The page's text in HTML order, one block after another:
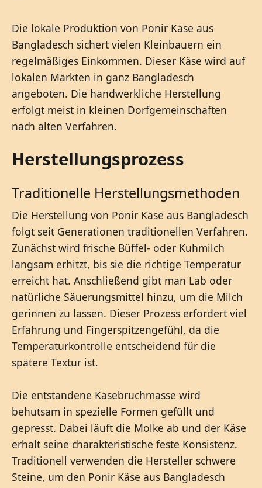
Die lokale Produktion von Ponir Käse aus
Bangladesch sichert vielen Kleinbauern ein
regelmäßiges Einkommen. Dieser Käse wird auf
lokalen Märkten in ganz Bangladesch
angeboten. Die handwerkliche Herstellung
erfolgt meist in kleinen Dorfgemeinschaften
nach alten Verfahren.
Herstellungsprozess
Traditionelle Herstellungsmethoden
Die Herstellung von Ponir Käse aus Bangladesch
folgt seit Generationen traditionellen Verfahren.
Zunächst wird frische Büffel- oder Kuhmilch
langsam erhitzt, bis sie die richtige Temperatur
erreicht hat. Anschließend gibt man Lab oder
natürliche Säuerungsmittel hinzu, um die Milch
gerinnen zu lassen. Dieser Prozess erfordert viel
Erfahrung und Fingerspitzengefühl, da die
Temperaturkontrolle entscheidend für die
spätere Textur ist.
Die entstandene Käsebruchmasse wird
behutsam in spezielle Formen gefüllt und
gepresst. Dabei läuft die Molke ab und der Käse
erhält seine charakteristische feste Konsistenz.
Traditionell verwenden die Hersteller schwere
Steine, um den Ponir Käse aus Bangladesch